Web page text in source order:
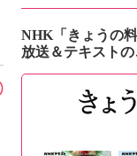
NHK「きょうの料
放送＆テキスト